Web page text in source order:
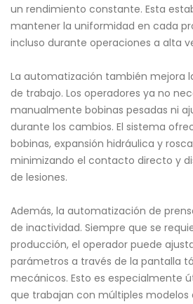
un rendimiento constante. Esta
mantener la uniformidad en cada
incluso durante operaciones a alta
La automatización también mejora
de trabajo. Los operadores ya no
manualmente bobinas pesadas ni
durante los cambios. El sistema
bobinas, expansión hidráulica y
minimizando el contacto directo y
de lesiones.
Además, la automatización de
de inactividad. Siempre que se
producción, el operador puede
parámetros a través de la pantalla
mecánicos. Esto es especialmente
que trabajan con múltiples